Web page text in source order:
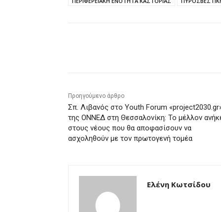
Προηγούμενο άρθρο
Σπ. Λιβανός στο Youth Forum
της ΟΝΝΕΔ στη Θεσσαλονίκη: Το μέλλον
στους νέους που θα αποφασίσουν να
ασχοληθούν με τον πρωτογενή τομέα
Ελένη Κωτσίδου